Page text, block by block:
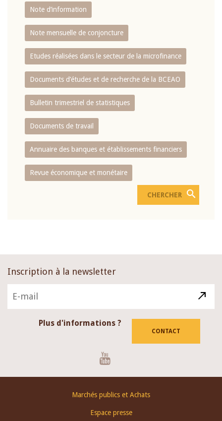
Note d’information
Note mensuelle de conjoncture
Etudes réalisées dans le secteur de la microfinance
Documents d’études et de recherche de la BCEAO
Bulletin trimestriel de statistiques
Documents de travail
Annuaire des banques et établissements financiers
Revue économique et monétaire
Inscription à la newsletter
Plus d'informations ?
CONTACT
Marchés publics et Achats
Espace presse